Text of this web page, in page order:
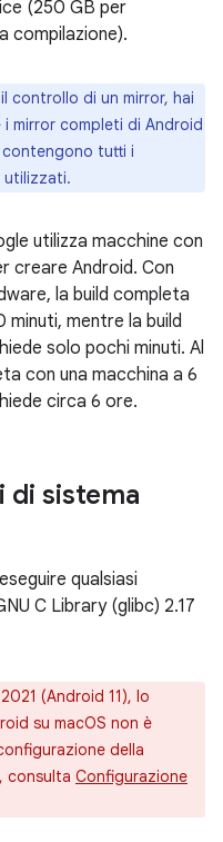
(250 GB per
compilazione).
controllo di un mirror, hai
mirror completi di Android
contengono tutti i
utilizza macchine con
creare Android. Con
la build completa
mentre la build
solo pochi minuti. Al
con una macchina a 6
circa 6 ore.
di sistema
qualsiasi
C Library (glibc) 2.17
(Android 11), lo
su macOS non è
della
consulta Configurazione